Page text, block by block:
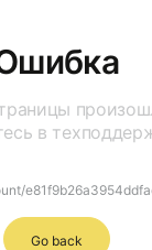
в
Go back